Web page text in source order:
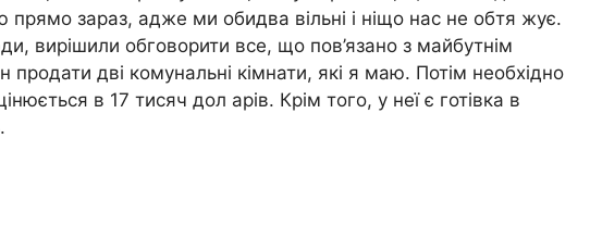
прямо зараз, адже ми обидва вільні і ніщо нас не обтя жує.
вирішили обговорити все, що пов’язано з майбутнім
дві комунальні кімнати, які я маю. Потім необхідно
в 17 тисяч дол арів. Крім того, у неї є готівка в